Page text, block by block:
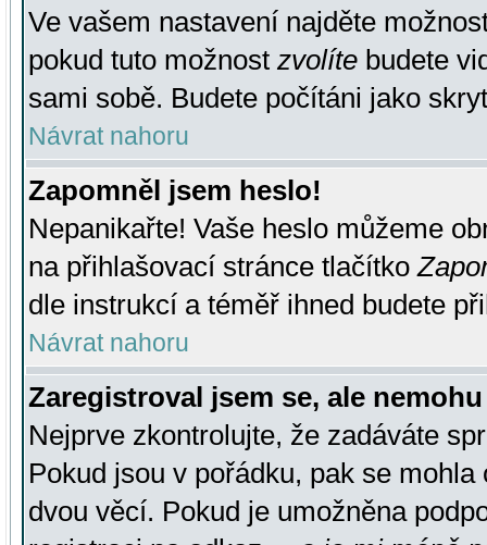
Ve vašem nastavení najděte
pokud tuto možnost zvolíte budete
sami sobě. Budete počítáni jako
Návrat nahoru
Zapomněl jsem heslo!
Nepanikařte! Vaše heslo můžeme
na přihlašovací stránce tlačítko
dle instrukcí a téměř ihned budete
Návrat nahoru
Zaregistroval jsem se, ale
Nejprve zkontrolujte, že zadáváte
Pokud jsou v pořádku, pak se
dvou věcí. Pokud je umožněna